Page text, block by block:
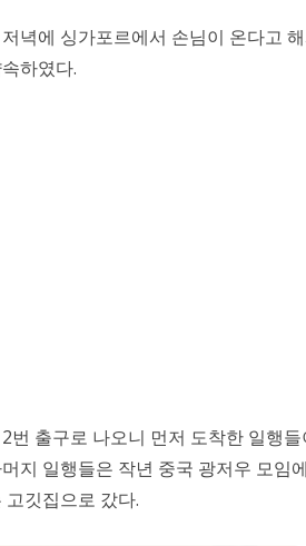
포
와
함
녁에 싱가포르에서 손님이 온다고
하였다.
번 출구로 나오니 먼저 도착한 일행
지 일행들은 작년 중국 광저우 모임
고깃집으로 갔다.